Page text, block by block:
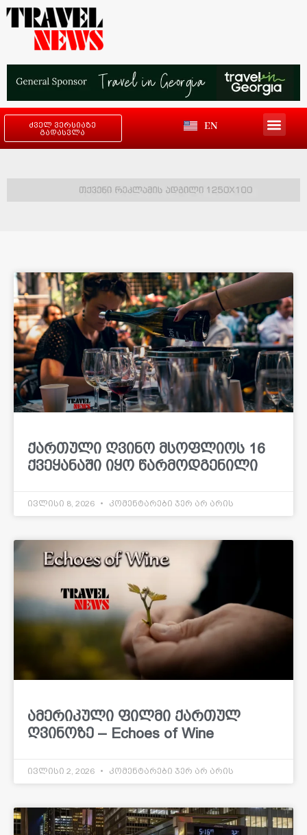
ძველ ვერსიაზე
გადასვლა
EN
ქართული ღვინო მსოფლიოს 16
ქვეყანაში იყო წარმოდგენილი
ივლისი 8, 2026 კომენტარები ჯერ არ არის
ამერიკული ფილმი ქართულ
ღვინოზე – Echoes of Wine
ივლისი 2, 2026 კომენტარები ჯერ არ არის